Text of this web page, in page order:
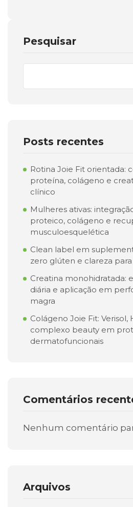
Pesquisar
Posts recentes
Rotina Joie Fit orientada:
proteína, colágeno e
clínico
Mulheres ativas:
proteico, colágeno e
musculoesquelética
Clean label em
zero glúten e clareza
Creatina monohidratada:
diária e aplicação em
magra
Colágeno Joie Fit: Verisol,
complexo beauty em
dermatofuncionais
Comentários
Nenhum comentário
Arquivos